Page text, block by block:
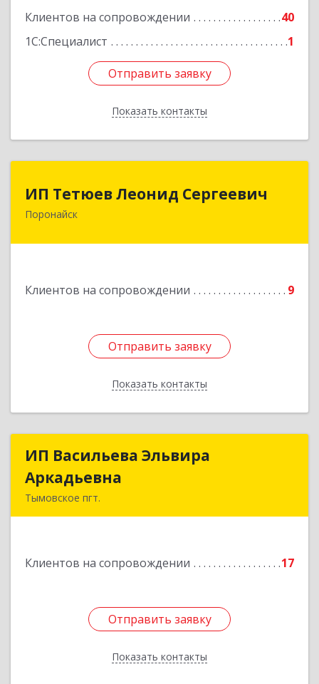
Клиентов на сопровождении
40
1С:Специалист
1
Отправить заявку
Показать контакты
Отправить заявку
Назад
ИП Тетюев Леонид Сергеевич
Поронайск
Клиентов на сопровождении 9
Отправить заявку
Показать контакты
694242, Сахалинская обл, Поронайск г, Фрунзе
Отправить заявку
Назад
ИП Васильева Эльвира
Аркадьевна
Тымовское пгт.
Клиентов на сопровождении 17
Отправить заявку
Показать контакты
ИП Васильева Эльвира
Отправить заявку
Назад